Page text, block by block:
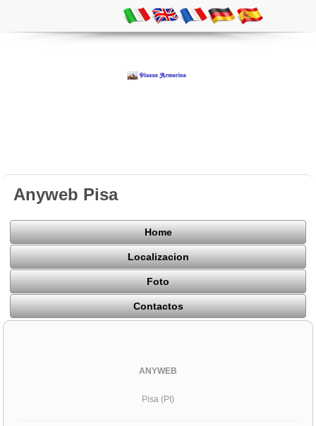
Anyweb Pisa
Home
Localizacion
Foto
Contactos
ANYWEB
Pisa (PI)